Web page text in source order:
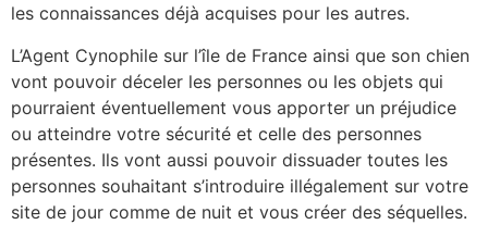
les connaissances déjà acquises pour les autres.
L’Agent Cynophile sur l’île de France ainsi que son chien
vont pouvoir déceler les personnes ou les objets qui
pourraient éventuellement vous apporter un préjudice
ou atteindre votre sécurité et celle des personnes
présentes. Ils vont aussi pouvoir dissuader toutes les
personnes souhaitant s’introduire illégalement sur votre
site de jour comme de nuit et vous créer des séquelles.